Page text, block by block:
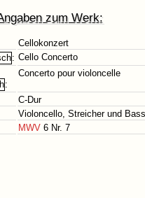
zum Werk:
Cellokonzert
: Cello Concerto
:
Concerto pour violoncelle
C-Dur
Violoncello, Streicher und
MWV 6 Nr. 7